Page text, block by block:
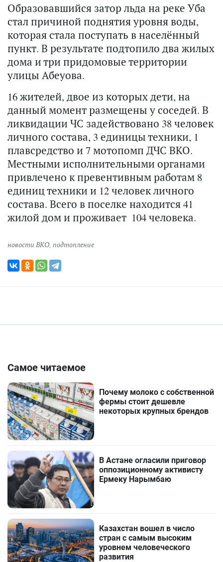
Образовавшийся затор льда на реке Уба
стал причиной поднятия уровня воды,
которая стала поступать в населённый
пункт. В результате подтопило два жилых
дома и три придомовые территории
улицы Абеуова.
16 жителей, двое из которых дети, на
данный момент размещены у соседей. В
ликвидации ЧС задействовано 38 человек
личного состава, 3 единицы техники, 1
плавсредство и 7 мотопомп ДЧС ВКО.
Местными исполнительными органами
привлечено к превентивным работам 8
единиц техники и 12 человек личного
состава. Всего в поселке находится 41
жилой дом и проживает 104 человека.
новости ВКО подтопление
Самое читаемое
Почему молоко с собственной
фермы стоит дешевле
некоторых крупных брендов
В Астане огласили приговор
оппозиционному активисту
Ермеку Нарымбаю
Казахстан вошел в число
стран с самым высоким
уровнем человеческого
развития